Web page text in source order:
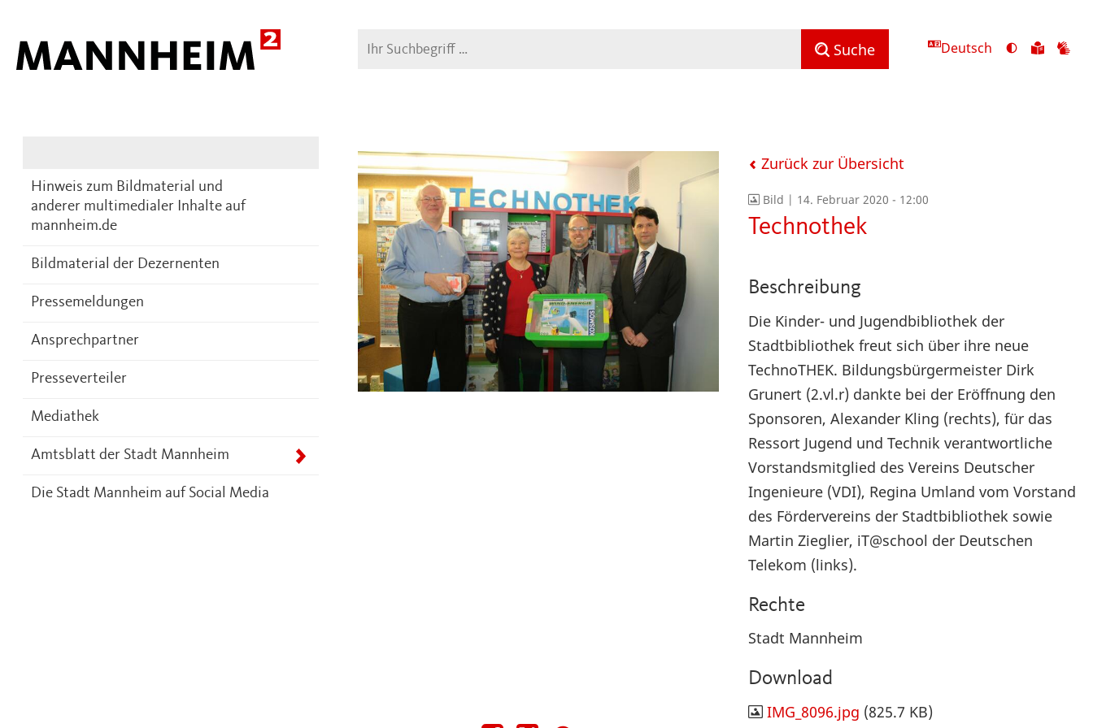
Suche Suche Deutsch
Ansicht
Zu
Hinweis zum Bildmaterial und
anderer multimedialer Inhalte auf
mannheim.de
Bildmaterial der Dezernenten
Pressemeldungen
Ansprechpartner
Presseverteiler
Mediathek
Amtsblatt der Stadt Mannheim
Die Stadt Mannheim auf Social Media
Zurück zur Übersicht
Bild | 14. Februar 2020 - 12:00
Technothek
Beschreibung
Die Kinder- und Jugendbibliothek der
Stadtbibliothek freut sich über ihre neue
TechnoTHEK. Bildungsbürgermeister Dirk
Grunert (2.vl.r) dankte bei der Eröffnung den
Sponsoren, Alexander Kling (rechts), für das
Ressort Jugend und Technik verantwortliche
Vorstandsmitglied des Vereins Deutscher
Ingenieure (VDI), Regina Umland vom Vorstand
des Fördervereins der Stadtbibliothek sowie
Martin Zieglier, iT@school der Deutschen
Telekom (links).
Rechte
Stadt Mannheim
Download
IMG_8096.jpg (825.7 KB)